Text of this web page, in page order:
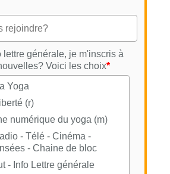
lettre générale, je m'inscris à
Voici les choix*
Yoga
(r)
numérique du yoga (m)
- Télé - Cinéma -
- Chaine de bloc
- Info Lettre générale